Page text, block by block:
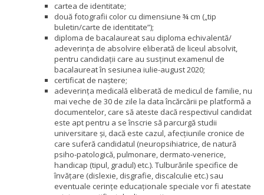
cartea de identitate;
două fotografii color cu dimensiune ¾ cm („tip
buletin/carte de identitate”);
diploma de bacalaureat sau diploma echivalentă/
adeverința de absolvire eliberată de liceul absolvit,
pentru candidații care au susținut examenul de
bacalaureat în sesiunea iulie-august 2020;
certificat de naştere;
adeverinţa medicală eliberată de medicul de familie, nu
mai veche de 30 de zile la data încărcării pe platformă a
documentelor, care să ateste dacă respectivul candidat
este apt pentru a se înscrie să parcurgă studii
universitare și, dacă este cazul, afecțiunile cronice de
care suferă candidatul (neuropsihiatrice, de natură
psiho-patologică, pulmonare, dermato-venerice,
handicap (tipul, gradul) etc.). Tulburările specifice de
învățare (dislexie, disgrafie, discalculie etc.) sau
eventuale cerințe educaționale speciale vor fi atestate